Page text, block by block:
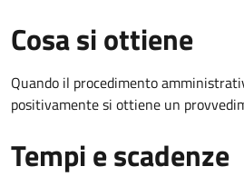
Cosa si ottiene
Quando il procedimento
positivamente si ottiene un
Tempi e scadenze